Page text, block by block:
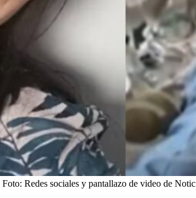
Foto: Redes sociales y pantallazo de video de